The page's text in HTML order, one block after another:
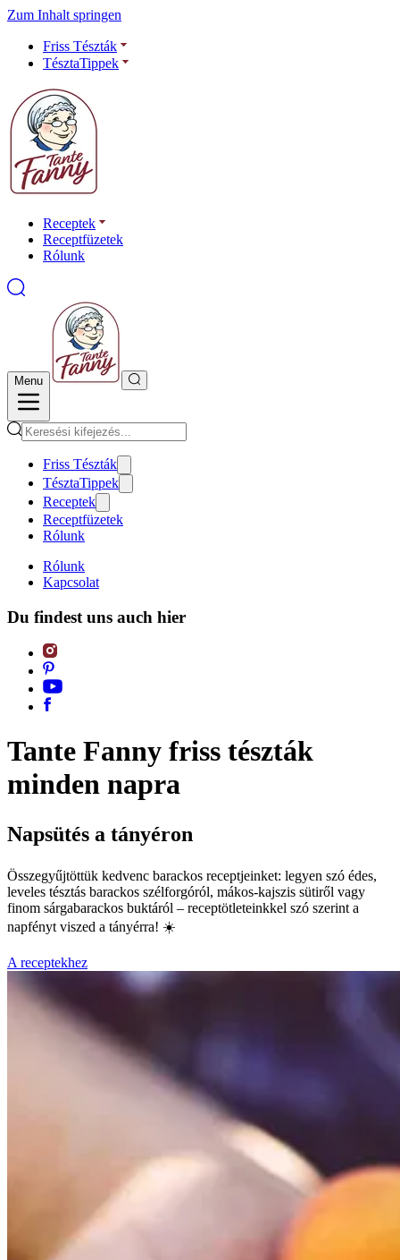
Zum Inhalt springen
Friss Tészták
TésztaTippek
Receptek
Receptfüzetek
Rólunk
Menu
Friss Tészták
TésztaTippek
Receptek
Receptfüzetek
Rólunk
Rólunk
Kapcsolat
Du findest uns auch hier
Tante Fanny friss tészták
minden napra
Napsütés a tányéron
Összegyűjtöttük kedvenc barackos receptjeinket: legyen szó édes,
leveles tésztás barackos szélforgóról, mákos-kajszis sütiről vagy
finom sárgabarackos buktáról – receptötleteinkkel szó szerint a
napfényt viszed a tányérra! ☀️
A receptekhez